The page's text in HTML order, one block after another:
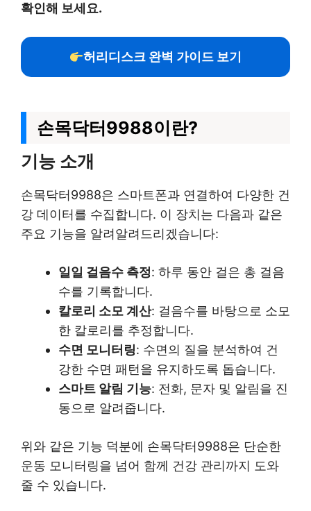
확인해 보세요.
허리디스크 완벽 가이드 보기
손목닥터9988이란?
기능 소개
손목닥터9988은 스마트폰과 연결하여 다양한 건
강 데이터를 수집합니다. 이 장치는 다음과 같은
주요 기능을 알려알려드리겠습니다:
일일 걸음수 측정: 하루 동안 걸은 총 걸음
수를 기록합니다.
칼로리 소모 계산: 걸음수를 바탕으로 소모
한 칼로리를 추정합니다.
수면 모니터링: 수면의 질을 분석하여 건
강한 수면 패턴을 유지하도록 돕습니다.
스마트 알림 기능: 전화, 문자 및 알림을 진
동으로 알려줍니다.
위와 같은 기능 덕분에 손목닥터9988은 단순한
운동 모니터링을 넘어 함께 건강 관리까지 도와
줄 수 있습니다.